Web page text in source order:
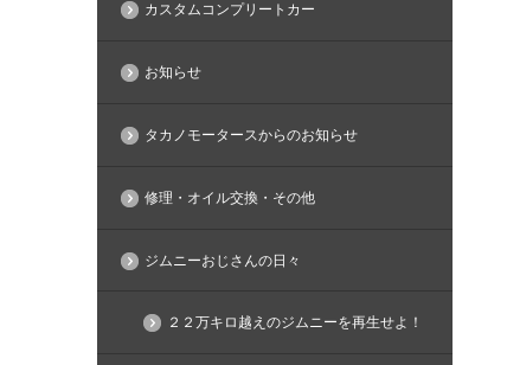
カスタムコンプリートカー
お知らせ
タカノモータースからのお知らせ
修理・オイル交換・その他
ジムニーおじさんの日々
２２万キロ越えのジムニーを再生せよ！